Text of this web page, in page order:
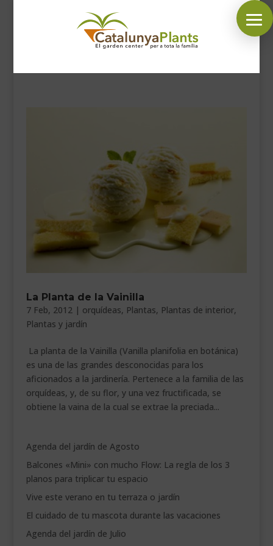
SÍGUENOS EN:
COMPLEMENTOS JARDÍN
HORARIO GARDEN
CONTACTAR
VEURE EN CATALÀ
La Planta de la Vainilla
7 Feb, 2012| orquídeas, Plantas, Plantas de interior,
Plantas y jardín
La planta de la Vainilla (Vanilla planifolia en botánica)
es una de las grandes desconocidas para los
aficionados a la jardinería. Pertenece a la familia de las
orquídeas, y, de su flor, y una vez fructificada, se
obtiene la vaina de la cual se extrae la preciada...
Agenda del jardín de Agosto
Balcones «Mini» con mucho Flow: La regla de los 3
planos para triplicar tu espacio
Vive este verano en tu terraza o jardín
El cuidado de tu mascota durante las vacaciones
Agenda del jardín de Julio